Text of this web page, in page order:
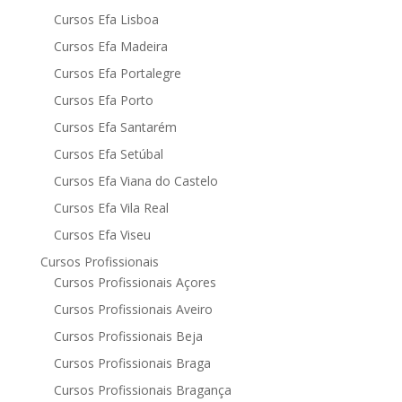
Cursos Efa Lisboa
Cursos Efa Madeira
Cursos Efa Portalegre
Cursos Efa Porto
Cursos Efa Santarém
Cursos Efa Setúbal
Cursos Efa Viana do Castelo
Cursos Efa Vila Real
Cursos Efa Viseu
Cursos Profissionais
Cursos Profissionais Açores
Cursos Profissionais Aveiro
Cursos Profissionais Beja
Cursos Profissionais Braga
Cursos Profissionais Bragança